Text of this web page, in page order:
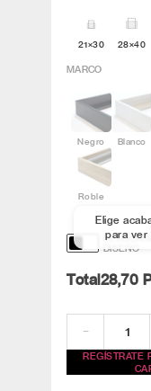
21×30 28×40
DISEÑO
MARCO
Negro Blanco
Roble
Elige
para ver
Total28,70
−
REGÍSTRATE